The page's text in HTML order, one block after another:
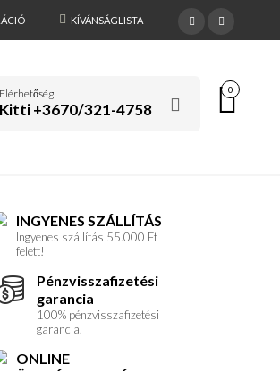
KÍVÁNSÁGLISTA
Elérhetőség
Kitti +3670/321-4758
0
INGYENES SZÁLLÍTÁS
Ingyenes szállítás 55.000 Ft
felett!
Pénzvisszafizetési
garancia
100% pénzvisszafizetési
garancia.
ONLINE